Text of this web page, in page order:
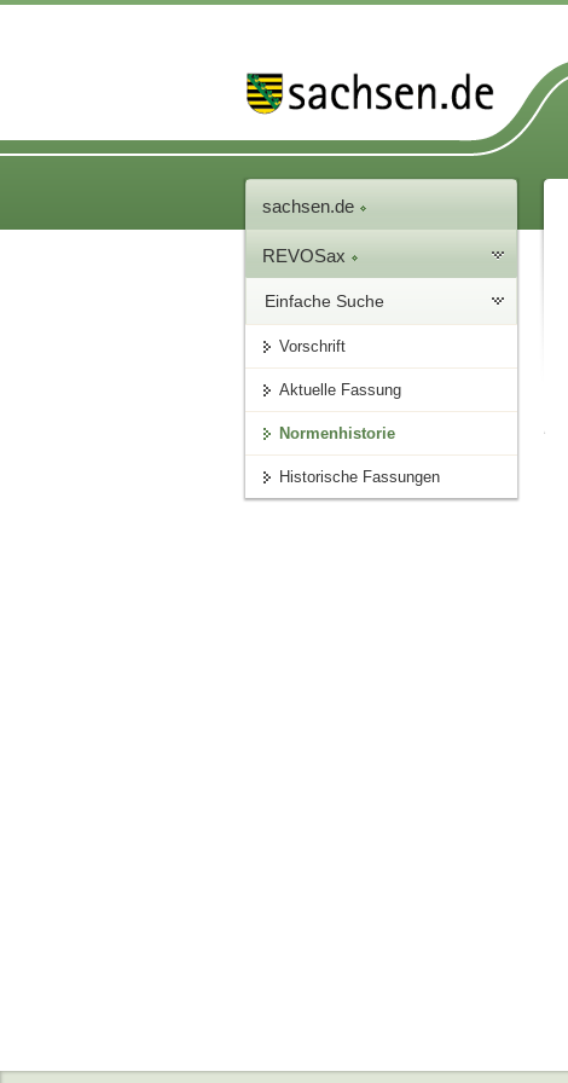
sachsen.de
REVOSax
Einfache Suche
Vorschrift
Aktuelle Fassung
Normenhistorie
Historische Fassungen